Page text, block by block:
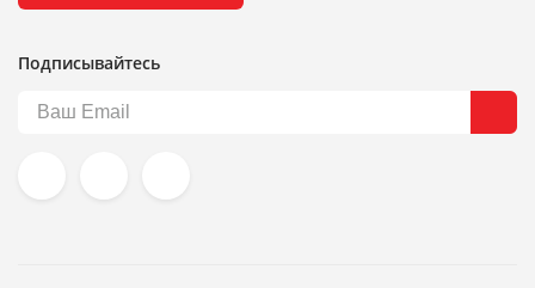
Подписывайтесь